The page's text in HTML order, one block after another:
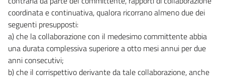
coordinata e continuativa, qualora ricorrano almeno due dei
seguenti presupposti:
a) che la collaborazione con il medesimo committente abbia
una durata complessiva superiore a otto mesi annui per due
anni consecutivi;
b) che il corrispettivo derivante da tale collaborazione, anche